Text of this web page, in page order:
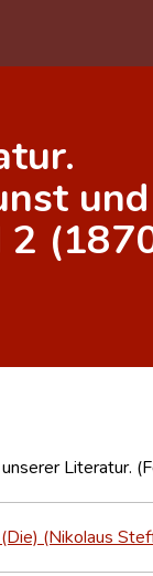
2
unserer Literatur.
(Nikolaus